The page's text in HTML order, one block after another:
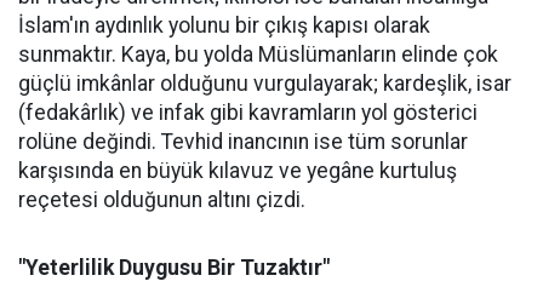
İslam'ın aydınlık yolunu bir çıkış kapısı olarak
sunmaktır. Kaya, bu yolda Müslümanların elinde çok
güçlü imkânlar olduğunu vurgulayarak; kardeşlik, isar
(fedakârlık) ve infak gibi kavramların yol gösterici
rolüne değindi. Tevhid inancının ise tüm sorunlar
karşısında en büyük kılavuz ve yegâne kurtuluş
reçetesi olduğunun altını çizdi.
"Yeterlilik Duygusu Bir Tuzaktır"